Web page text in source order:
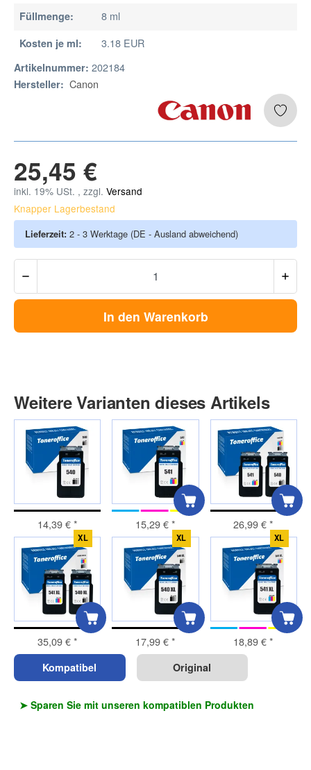
Füllmenge: 8 ml
Kosten je ml: 3.18 EUR
Artikelnummer: 202184
Hersteller: Canon
25,45 €
inkl. 19% USt. , zzgl. Versand
Knapper Lagerbestand
Lieferzeit: 2 - 3 Werktage (DE - Ausland abweichend)
In den Warenkorb
Weitere Varianten dieses Artikels
14,39 €* 15,29 €* 26,99 €*
XL
35,09 €*
XL
17,99 €*
XL
18,89 €*
Kompatibel Original
➤ Sparen Sie mit unseren kompatiblen Produkten